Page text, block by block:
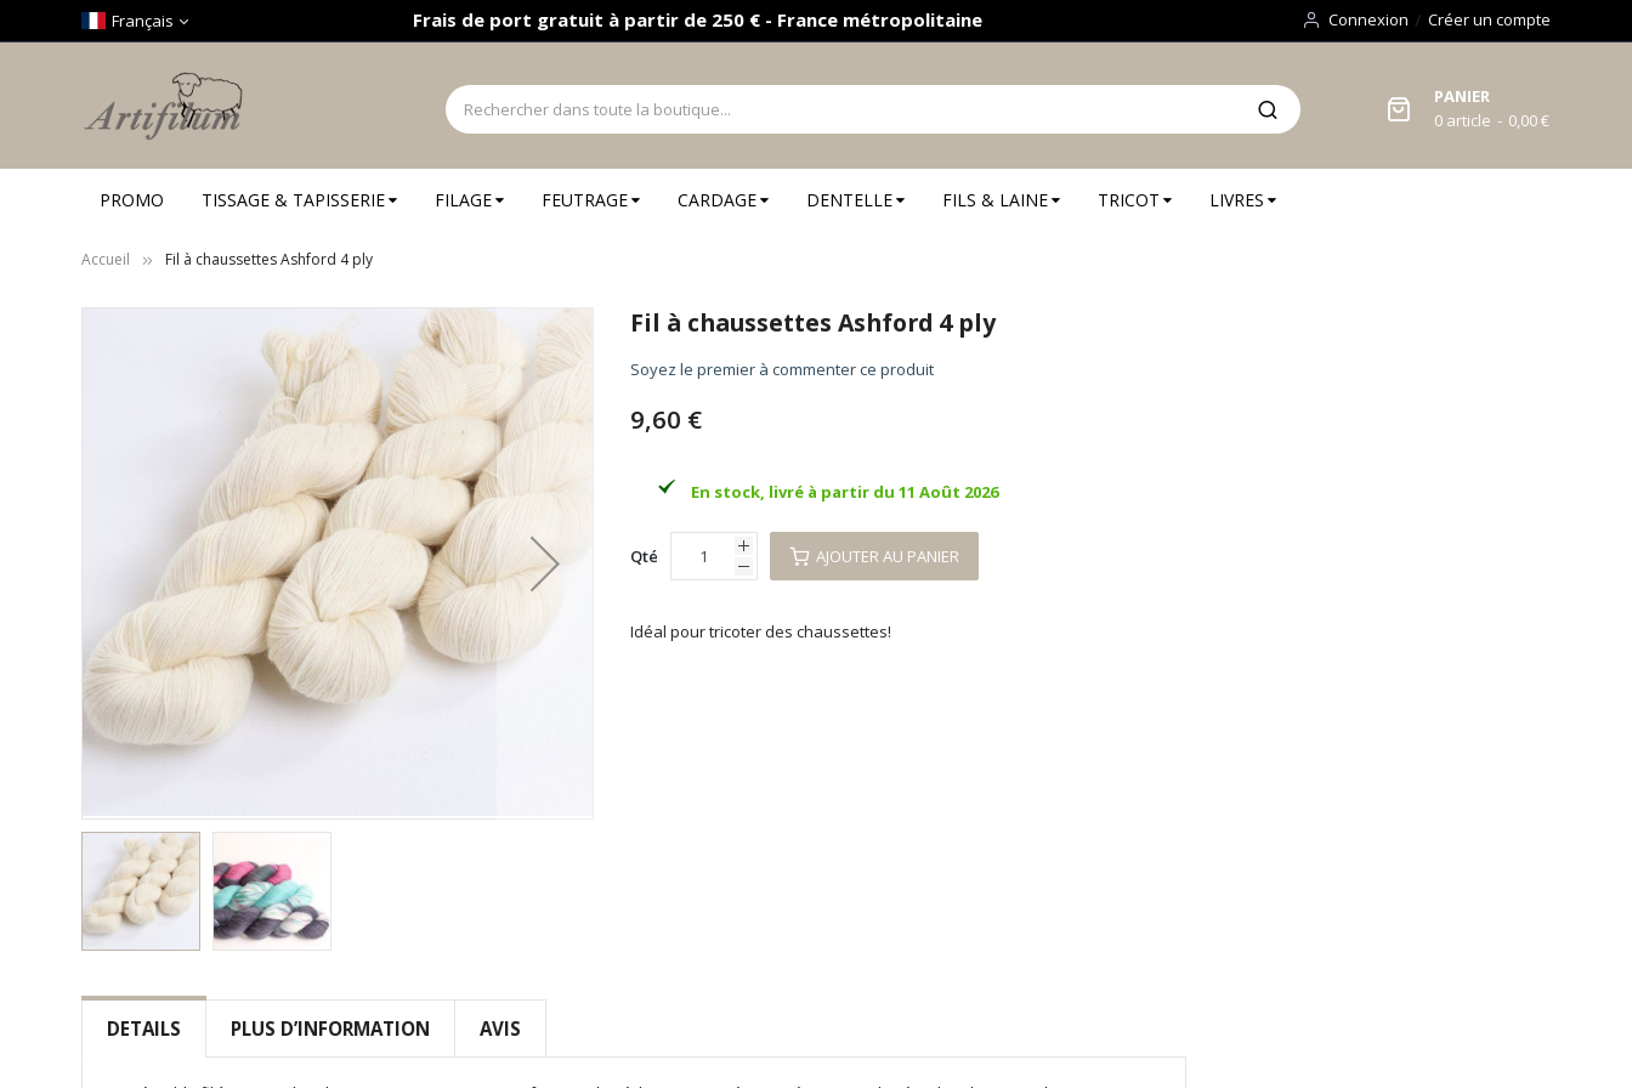
Français Frais de port gratuit à partir de 250 € - France métropolitaine Connexion Créer un compte
PANIER
0 article 0,00 €
PROMO TISSAGE & TAPISSERIE FILAGE FEUTRAGE CARDAGE DENTELLE FILS & LAINE TRICOT LIVRES
Accueil Fil à chaussettes Ashford 4 ply
to
beginning
Fil à chaussettes Ashford 4 ply
Soyez le premier à commenter ce produit
9,60 €
En stock, livré à partir du 11 Août 2026
Qté AJOUTER AU PANIER
Idéal pour tricoter des chaussettes!
DETAILS PLUS D’INFORMATION AVIS
Panneau de gestion des cookies